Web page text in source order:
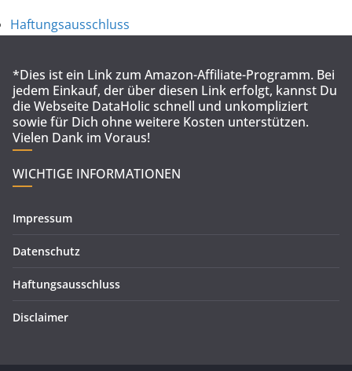
Haftungsausschluss
*Dies ist ein Link zum Amazon-Affiliate-Programm. Bei
jedem Einkauf, der über diesen Link erfolgt, kannst Du
die Webseite DataHolic schnell und unkompliziert
sowie für Dich ohne weitere Kosten unterstützen.
Vielen Dank im Voraus!
WICHTIGE INFORMATIONEN
Impressum
Datenschutz
Haftungsausschluss
Disclaimer